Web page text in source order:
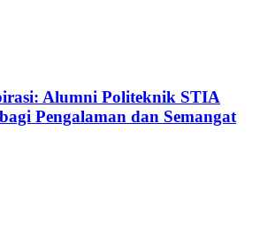
Alumni Politeknik STIA
Pengalaman dan Semangat